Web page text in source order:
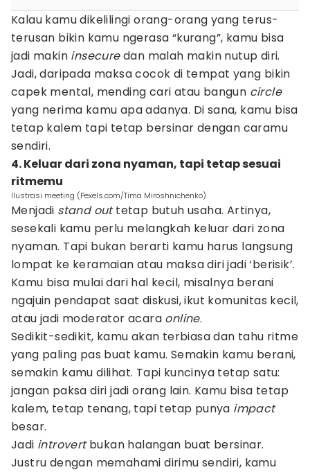
Kalau kamu dikelilingi orang-orang yang terus-
terusan bikin kamu ngerasa “kurang”, kamu bisa
jadi makin insecuredan malah makin nutup diri.
Jadi, daripada maksa cocok di tempat yang bikin
capek mental, mending cari atau bangun circle
yang nerima kamu apa adanya. Di sana, kamu bisa
tetap kalem tapi tetap bersinar dengan caramu
sendiri.
4. Keluar dari zona nyaman, tapi tetap sesuai
ritmemu
Ilustrasi meeting (Pexels.com/Tima Miroshnichenko)
Menjadi stand outtetap butuh usaha. Artinya,
sesekali kamu perlu melangkah keluar dari zona
nyaman. Tapi bukan berarti kamu harus langsung
lompat ke keramaian atau maksa diri jadi ‘berisik’.
Kamu bisa mulai dari hal kecil, misalnya berani
ngajuin pendapat saat diskusi, ikut komunitas kecil,
atau jadi moderator acara online.
Sedikit-sedikit, kamu akan terbiasa dan tahu ritme
yang paling pas buat kamu. Semakin kamu berani,
semakin kamu dilihat. Tapi kuncinya tetap satu:
jangan paksa diri jadi orang lain. Kamu bisa tetap
kalem, tetap tenang, tapi tetap punya impact
besar.
Jadi introvertbukan halangan buat bersinar.
Justru dengan memahami dirimu sendiri, kamu